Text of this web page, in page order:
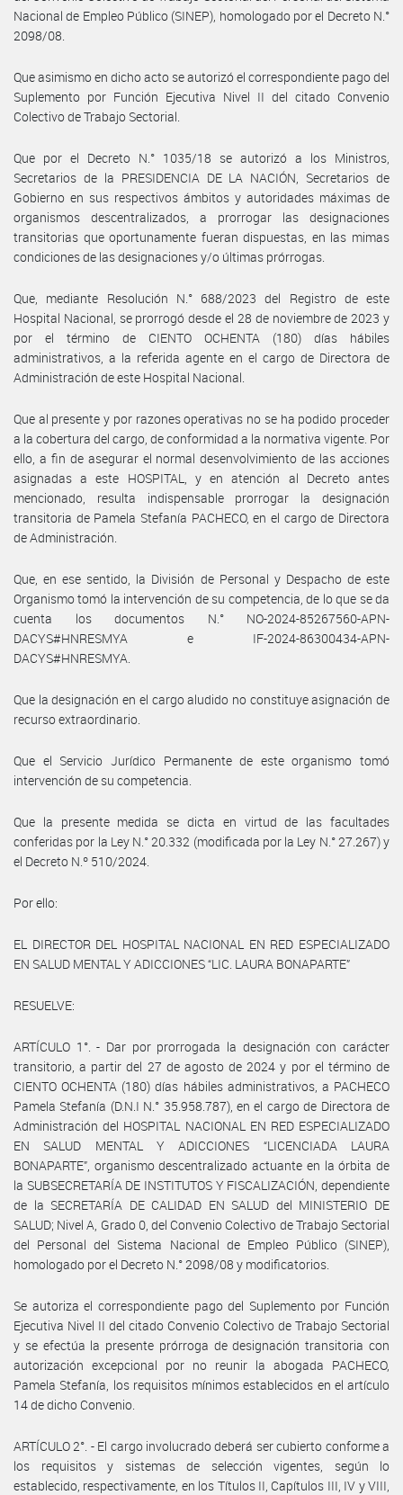
Nacional de Empleo Público (SINEP), homologado por el Decreto N.°
2098/08.
Que asimismo en dicho acto se autorizó el correspondiente pago del
Suplemento por Función Ejecutiva Nivel II del citado Convenio
Colectivo de Trabajo Sectorial.
Que por el Decreto N.° 1035/18 se autorizó a los Ministros,
Secretarios de la PRESIDENCIA DE LA NACIÓN, Secretarios de
Gobierno en sus respectivos ámbitos y autoridades máximas de
organismos descentralizados, a prorrogar las designaciones
transitorias que oportunamente fueran dispuestas, en las mimas
condiciones de las designaciones y/o últimas prórrogas.
Que, mediante Resolución N.° 688/2023 del Registro de este
Hospital Nacional, se prorrogó desde el 28 de noviembre de 2023 y
por el término de CIENTO OCHENTA (180) días hábiles
administrativos, a la referida agente en el cargo de Directora de
Administración de este Hospital Nacional.
Que al presente y por razones operativas no se ha podido proceder
a la cobertura del cargo, de conformidad a la normativa vigente. Por
ello, a fin de asegurar el normal desenvolvimiento de las acciones
asignadas a este HOSPITAL, y en atención al Decreto antes
mencionado, resulta indispensable prorrogar la designación
transitoria de Pamela Stefanía PACHECO, en el cargo de Directora
de Administración.
Que, en ese sentido, la División de Personal y Despacho de este
Organismo tomó la intervención de su competencia, de lo que se da
cuenta los documentos N.° NO-2024-85267560-APN-
DACYS#HNRESMYA e IF-2024-86300434-APN-
DACYS#HNRESMYA.
Que la designación en el cargo aludido no constituye asignación de
recurso extraordinario.
Que el Servicio Jurídico Permanente de este organismo tomó
intervención de su competencia.
Que la presente medida se dicta en virtud de las facultades
conferidas por la Ley N.° 20.332 (modificada por la Ley N.° 27.267) y
el Decreto N.º 510/2024.
Por ello:
EL DIRECTOR DEL HOSPITAL NACIONAL EN RED ESPECIALIZADO
EN SALUD MENTAL Y ADICCIONES “LIC. LAURA BONAPARTE”
RESUELVE:
ARTÍCULO 1°. - Dar por prorrogada la designación con carácter
transitorio, a partir del 27 de agosto de 2024 y por el término de
CIENTO OCHENTA (180) días hábiles administrativos, a PACHECO
Pamela Stefanía (D.N.I N.° 35.958.787), en el cargo de Directora de
Administración del HOSPITAL NACIONAL EN RED ESPECIALIZADO
EN SALUD MENTAL Y ADICCIONES “LICENCIADA LAURA
BONAPARTE”, organismo descentralizado actuante en la órbita de
la SUBSECRETARÍA DE INSTITUTOS Y FISCALIZACIÓN, dependiente
de la SECRETARÍA DE CALIDAD EN SALUD del MINISTERIO DE
SALUD; Nivel A, Grado 0, del Convenio Colectivo de Trabajo Sectorial
del Personal del Sistema Nacional de Empleo Público (SINEP),
homologado por el Decreto N.° 2098/08 y modificatorios.
Se autoriza el correspondiente pago del Suplemento por Función
Ejecutiva Nivel II del citado Convenio Colectivo de Trabajo Sectorial
y se efectúa la presente prórroga de designación transitoria con
autorización excepcional por no reunir la abogada PACHECO,
Pamela Stefanía, los requisitos mínimos establecidos en el artículo
14 de dicho Convenio.
ARTÍCULO 2°. - El cargo involucrado deberá ser cubierto conforme a
los requisitos y sistemas de selección vigentes, según lo
establecido, respectivamente, en los Títulos II, Capítulos III, IV y VIII,